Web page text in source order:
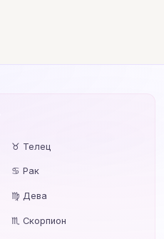
♉ Телец
♋ Рак
♍ Дева
♏ Скорпион